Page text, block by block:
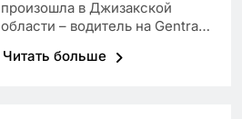
произошла в Джизакской
области – водитель на Gentra…
Читать больше